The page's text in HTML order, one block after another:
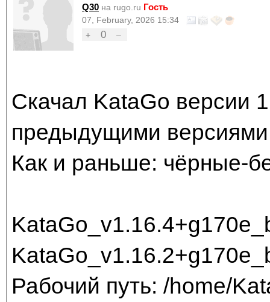
Q30 на rugo.ru Гость
07, February, 2026 15:34
+
0 –
Скачал KataGo версии
предыдущими
Как и раньше: чёрные-
Рабочий путь: /home/